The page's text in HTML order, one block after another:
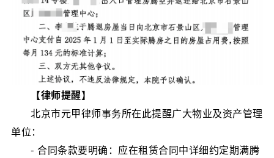
【律师提醒】
北京市元甲律师事务所在此提醒广大物业及资产管理
单位：
- 合同条款要明确：应在租赁合同中详细约定期满腾